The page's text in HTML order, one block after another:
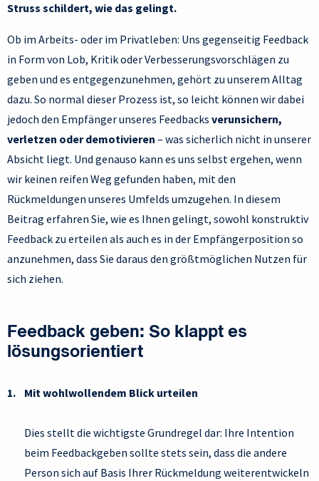
Struss schildert, wie das gelingt.
Ob im Arbeits- oder im Privatleben: Uns gegenseitig Feedback
in Form von Lob, Kritik oder Verbesserungsvorschlägen zu
geben und es entgegenzunehmen, gehört zu unserem Alltag
dazu. So normal dieser Prozess ist, so leicht können wir dabei
jedoch den Empfänger unseres Feedbacks verunsichern,
verletzen oder demotivieren – was sicherlich nicht in unserer
Absicht liegt. Und genauso kann es uns selbst ergehen, wenn
wir keinen reifen Weg gefunden haben, mit den
Rückmeldungen unseres Umfelds umzugehen. In diesem
Beitrag erfahren Sie, wie es Ihnen gelingt, sowohl konstruktiv
Feedback zu erteilen als auch es in der Empfängerposition so
anzunehmen, dass Sie daraus den größtmöglichen Nutzen für
sich ziehen.
Feedback geben: So klappt es
lösungsorientiert
Mit wohlwollendem Blick urteilen
Dies stellt die wichtigste Grundregel dar: Ihre Intention
beim Feedbackgeben sollte stets sein, dass die andere
Person sich auf Basis Ihrer Rückmeldung weiterentwickeln